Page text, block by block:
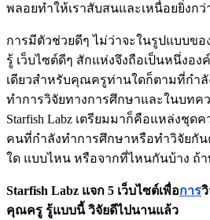
พลอยทำให้เราสับสนและเหนื่อยยิ่งกว่
การมีตัวช่วยดีๆ ไม่ว่าจะในรูปแบบข
รู้ เว็บไซต์ดีๆ สักแห่งจึงถือเป็นหนึ่งอ
เดียวสำหรับคุณครูท่านใดก็ตามที่กำลั
ทำการวิจัยทางการศึกษาและในบทค
Starfish Labz เตรียมมาก็คือแหล่งชุ
คนที่กำลังทำการศึกษาหรือทำวิจัยกั
ใด แบบไหน หรือจากที่ไหนกันบ้าง ถ้
Starfish Labz แจก 5 เว็บไซต์เพื่อการ
คุณครู รู้แบบนี้ วิจัยดีไปนานแล้ว